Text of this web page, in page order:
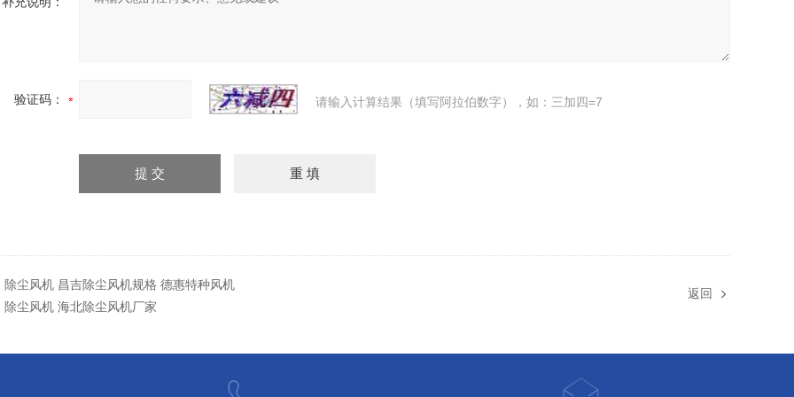
验证码： 请输入计算结果（填写阿拉伯数字），如：三加四=7
除尘风机 昌吉除尘风机规格 德惠特种风机
除尘风机 海北除尘风机厂家
返回